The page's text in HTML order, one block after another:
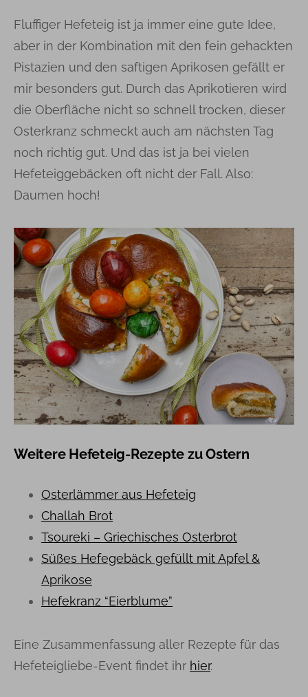
Fluffiger Hefeteig ist ja immer eine gute Idee,
aber in der Kombination mit den fein gehackten
Pistazien und den saftigen Aprikosen gefällt er
mir besonders gut. Durch das Aprikotieren wird
die Oberfläche nicht so schnell trocken, dieser
Osterkranz schmeckt auch am nächsten Tag
noch richtig gut. Und das ist ja bei vielen
Hefeteiggebäcken oft nicht der Fall. Also:
Daumen hoch!
Weitere Hefeteig-Rezepte zu Ostern
Osterlämmer aus Hefeteig
Challah Brot
Tsoureki – Griechisches Osterbrot
Süßes Hefegebäck gefüllt mit Apfel &
Aprikose
Hefekranz “Eierblume”
Eine Zusammenfassung aller Rezepte für das
Hefeteigliebe-Event findet ihr hier.